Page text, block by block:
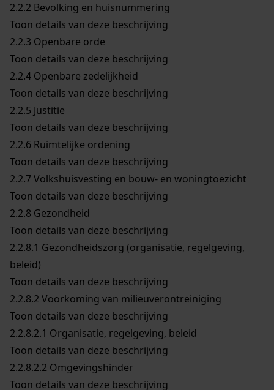
2.2.2 Bevolking en huisnummering
Toon details van deze beschrijving
2.2.3 Openbare orde
Toon details van deze beschrijving
2.2.4 Openbare zedelijkheid
Toon details van deze beschrijving
2.2.5 Justitie
Toon details van deze beschrijving
2.2.6 Ruimtelijke ordening
Toon details van deze beschrijving
2.2.7Volkshuisvesting en bouw- en woningtoezicht
Toon details van deze beschrijving
2.2.8 Gezondheid
Toon details van deze beschrijving
2.2.8.1 Gezondheidszorg (organisatie, regelgeving,
beleid)
Toon details van deze beschrijving
2.2.8.2 Voorkoming van milieuverontreiniging
Toon details van deze beschrijving
2.2.8.2.1 Organisatie, regelgeving, beleid
Toon details van deze beschrijving
2.2.8.2.2 Omgevingshinder
Toon details van deze beschrijving